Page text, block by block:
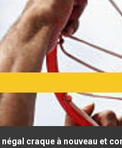
à nouveau et concède